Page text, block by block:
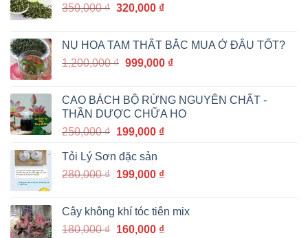
170,000 ₫.là:
350,000₫ Giá
350,000 ₫.
320,000 ₫Giá
tại
là:
320,000 ₫.
NỤ HOA TAM THẤT BẮC MUA Ở ĐÂU TỐT?
1,200,000₫ Giá
là:
1,200,000 ₫.
999,000 ₫Giá
là:
999,000 ₫.
CAO BÁCH BỘ RỪNG NGUYÊN CHẤT -
THẦN DƯỢC CHỮA HO
250,000₫ Giá
là:
250,000 ₫.
199,000 ₫Giá
là:
Tỏi Lý Sơn đặc sản
280,000₫ Giá
280,000 ₫.
199,000 ₫Giá
là:
199,000 ₫.
Cây không khí tóc tiên mix
180,000₫ Giá
160,000 ₫Giá